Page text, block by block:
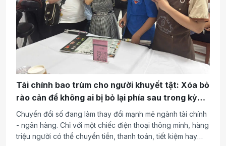
Tài chính bao trùm cho người khuyết tật: Xóa bỏ
rào cản để không ai bị bỏ lại phía sau trong kỷ
nguyên số
Chuyển đổi số đang làm thay đổi mạnh mẽ ngành tài chính
- ngân hàng. Chỉ với một chiếc điện thoại thông minh, hàng
triệu người có thể chuyển tiền, thanh toán, tiết kiệm hay